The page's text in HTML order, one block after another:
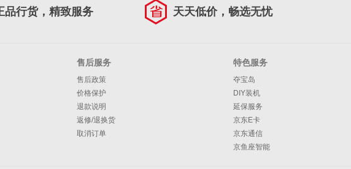
品行货，精致服务 天天低价，畅选无忧
售后服务
售后政策
价格保护
退款说明
返修/退换货
取消订单
特色服务
夺宝岛
DIY装机
延保服务
京东E卡
京东通信
京鱼座智能